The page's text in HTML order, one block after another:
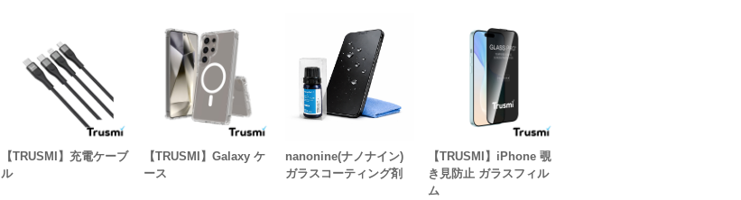
【TRUSMI】充電ケーブ
ル
【TRUSMI】Galaxy ケ
ース
nanonine(ナノナイン)
ガラスコーティング剤
【TRUSMI】iPhone 覗
き見防止 ガラスフィル
ム